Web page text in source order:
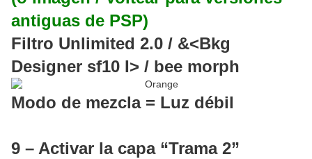
antiguas de PSP)
Filtro Unlimited 2.0 / &<Bkg
Designer sf10 I> / bee morph
Modo de mezcla = Luz débil
9 – Activar la capa “Trama 2”